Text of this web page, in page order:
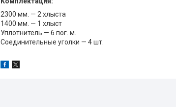
2300 мм. — 2 хлыста
1400 мм. — 1 хлыст
Уплотнитель — 6 пог. м.
Соединительные уголки — 4 шт.